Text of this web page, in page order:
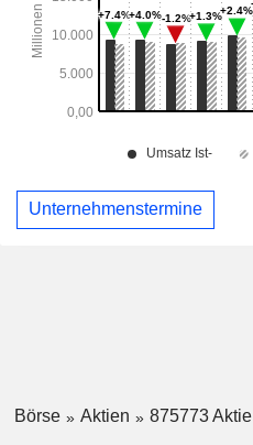
Unternehmenstermine
Börse Aktien 875773 Aktie